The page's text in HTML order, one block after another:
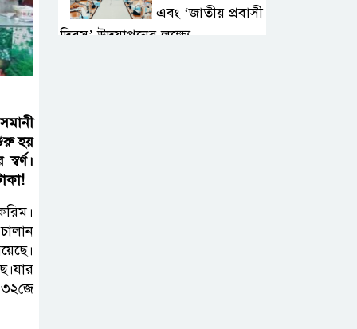
হয়
৩২জে
এবং ‘জাতীয় প্রবাসী
দিবস’ উদযাপনের লক্ষ্যে